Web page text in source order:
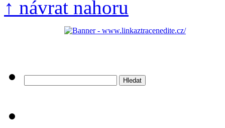
↑ návrat nahoru